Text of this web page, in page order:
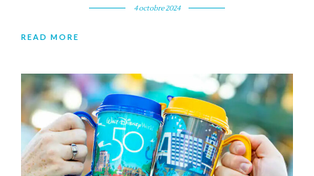
4 octobre 2024
READ MORE